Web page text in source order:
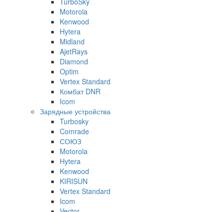
Motorola
Kenwood
Hytera
Midland
AjetRays
Diamond
Optim
Vertex Standard
Комбат DNR
Icom
Зарядные устройства
Turbosky
Comrade
СОЮЗ
Motorola
Hytera
Kenwood
KIRISUN
Vertex Standard
Icom